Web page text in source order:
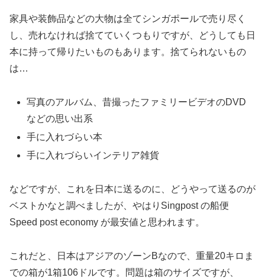
家具や装飾品などの大物は全てシンガポールで売り尽く
し、売れなければ捨てていくつもりですが、どうしても日
本に持って帰りたいものもあります。捨てられないもの
は…
写真のアルバム、昔撮ったファミリービデオのDVD
などの思い出系
手に入れづらい本
手に入れづらいインテリア雑貨
などですが、これを日本に送るのに、どうやって送るのが
ベストかなと調べましたが、やはりSingpost の船便
Speed post economy が最安値と思われます。
これだと、日本はアジアのゾーンBなので、重量20キロま
での箱が1箱106ドルです。問題は箱のサイズですが、